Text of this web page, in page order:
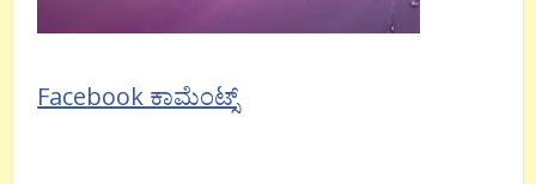
Facebook ಕಾಮೆಂಟ್ಸ್